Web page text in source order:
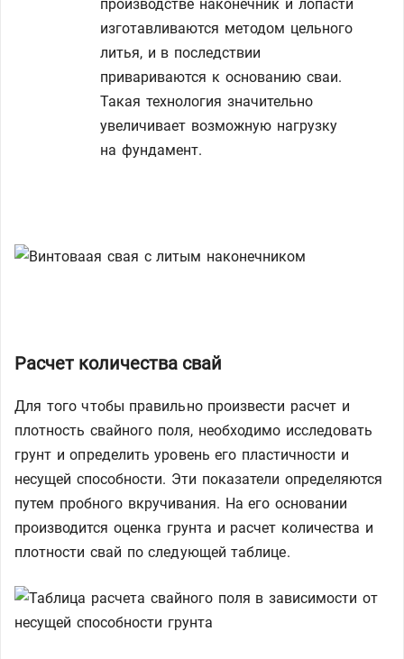
производстве наконечник и лопасти
изготавливаются методом цельного
литья, и в последствии
привариваются к основанию сваи.
Такая технология значительно
увеличивает возможную нагрузку
на фундамент.
Расчет количества свай
Для того чтобы правильно произвести расчет и
плотность свайного поля, необходимо исследовать
грунт и определить уровень его пластичности и
несущей способности. Эти показатели определяются
путем пробного вкручивания. На его основании
производится оценка грунта и расчет количества и
плотности свай по следующей таблице.